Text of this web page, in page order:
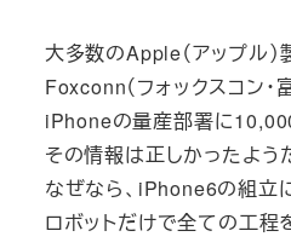
大多数のApple（アップル
Foxconn（フォックスコン・
iPhoneの量産部署に
その情報は正しかったよう
なぜなら、iPhone6の組立
ロボットだけで全ての工程